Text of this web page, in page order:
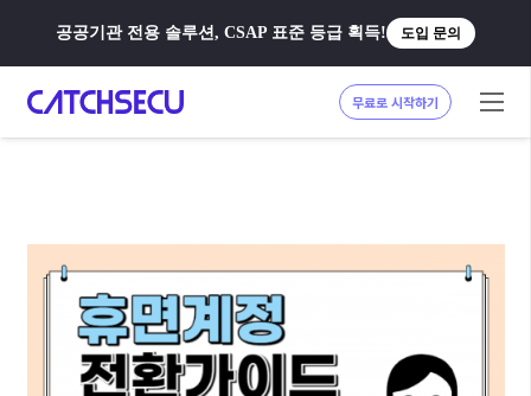
공공기관 전용 솔루션, CSAP 표준 등급 획득! 도입 문의
무료로 시작하기